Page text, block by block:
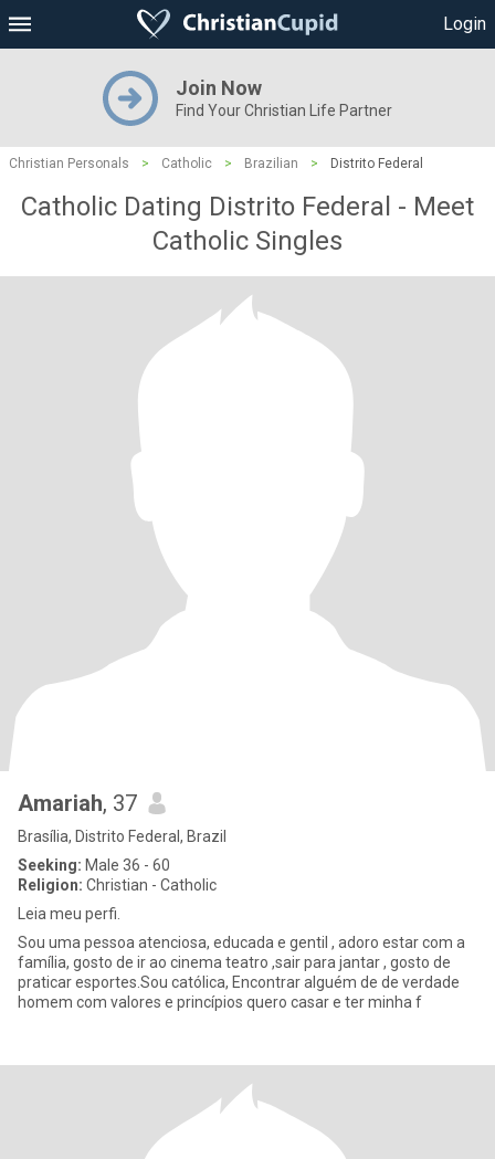
Login
Join Now
Find Your Christian Life Partner
Christian Personals > Catholic > Brazilian > Distrito Federal
Catholic Dating Distrito Federal - Meet
Catholic Singles
Amariah, 37
Brasília, Distrito Federal, Brazil
Seeking: Male 36 - 60
Religion: Christian - Catholic
Leia meu perfi.
Sou uma pessoa atenciosa, educada e gentil , adoro estar com a
família, gosto de ir ao cinema teatro ,sair para jantar , gosto de
praticar esportes.Sou católica, Encontrar alguém de de verdade
homem com valores e princípios quero casar e ter minha f